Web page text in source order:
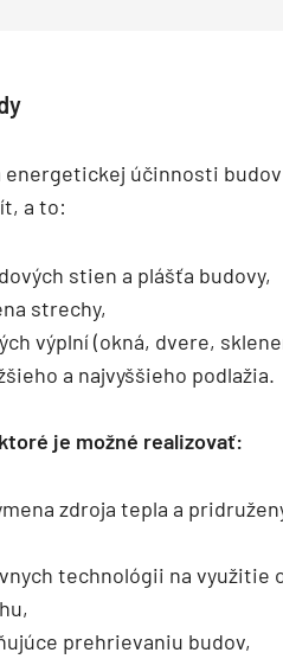
energetickej účinnosti
a to:
stien a plášťa budovy,
strechy,
výplní (okná, dvere,
a najvyššieho podlažia.
je možné realizovať:
zdroja tepla a
technológii na využitie
prehrievaniu budov,